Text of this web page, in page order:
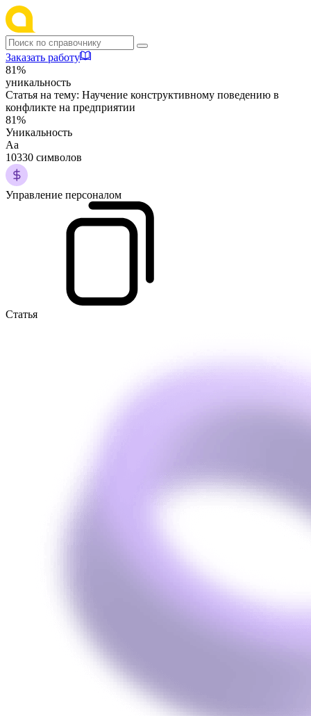
Заказать работу
81%
уникальность
Статья на тему: Научение конструктивному поведению в
конфликте на предприятии
81%
Уникальность
Аа
10330 символов
Управление персоналом
Статья